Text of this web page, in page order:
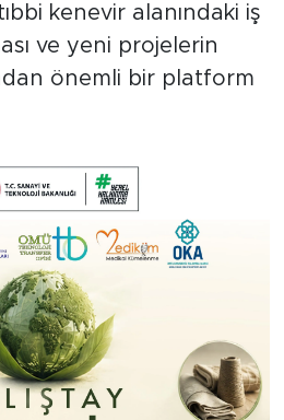
kenevir alanındaki iş
ve yeni projelerin
önemli bir platform